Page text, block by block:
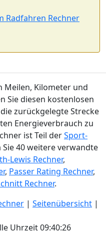
Radfahren Rechner
Meilen, Kilometer und
Sie diesen kostenlosen
zurückgelegte Strecke
Energieverbrauch zu
ist Teil derSport-
40 weitere verwandte
Lewis Rechner,
, Passer Rating Rechner,
Rechner.
| Seitenübersicht |
Uhrzeit 09:40:27